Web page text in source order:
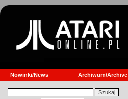
Nowinki/News Archiwum/Archive